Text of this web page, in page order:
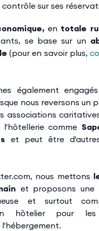
sur ses
en totale
se base sur un
(pour en savoir plus,
également engagés
nous reversons un
associations
comme
et peut être
nous mettons
et proposons une
et surtout
hôtelier pour les